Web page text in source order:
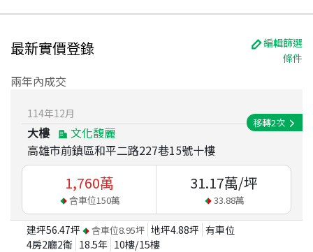
最新實價登錄
編輯篩選
條件
兩年內成交
114年12月
大樓
文化馥麗
高雄市前鎮區和平二路227巷15號十樓
移轉2次
1,760萬
含車位150萬
31.17萬/坪
33.88萬
建坪56.47坪 含車位8.95坪 地坪4.88坪 有車位
4房2廳2衛 18.5年 10樓/15樓